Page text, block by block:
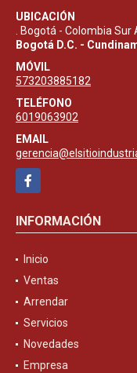
UBICACIÓN
. Bogotá - Colombia Sur
Bogotá D.C. -
MÓVIL
573203885182
TELÉFONO
6019063902
EMAIL
Facebook
INFORMACIÓN
Inicio
Ventas
Arrendar
Servicios
Novedades
Empresa